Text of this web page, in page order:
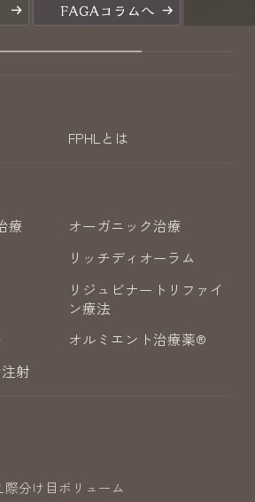
FPHLとは
療
オーガニック治療
リッチディオーラム
リジュビナートリファイ
ン療法
オルミエント治療薬®
射
際分け目ボリューム